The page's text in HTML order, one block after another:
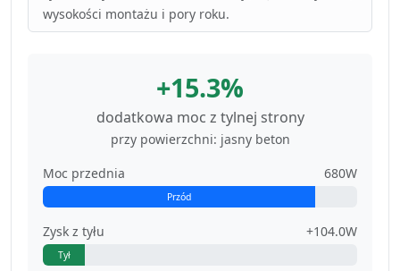
wysokości montażu i pory roku.
+15.3%
dodatkowa moc z tylnej strony
przy powierzchni: jasny beton
Moc przednia
680W
Przód
Zysk z tyłu +104.0W
Tył